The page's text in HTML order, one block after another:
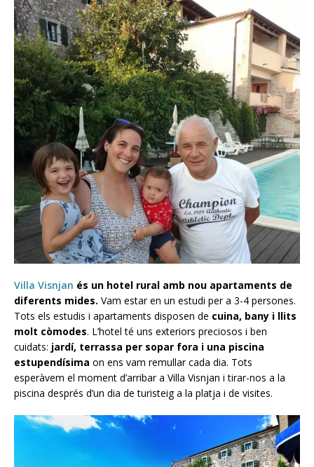
Villa Visnjan és un hotel rural amb nou apartaments de
diferents mides. Vam estar en un estudi per a 3-4 persones.
Tots els estudis i apartaments disposen de cuina, bany i llits
molt còmodes. L’hotel té uns exteriors preciosos i ben
cuidats: jardí, terrassa per sopar fora i una piscina
estupendísima on ens vam remullar cada dia. Tots
esperàvem el moment d’arribar a Villa Visnjan i tirar-nos a la
piscina després d’un dia de turisteig a la platja i de visites.